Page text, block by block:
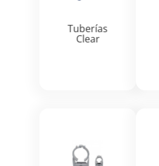
Tuberías
Clear

Ver más